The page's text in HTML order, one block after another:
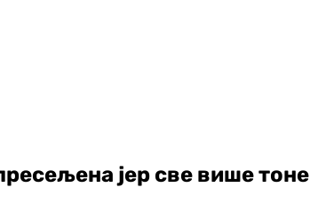
јер све више тоне